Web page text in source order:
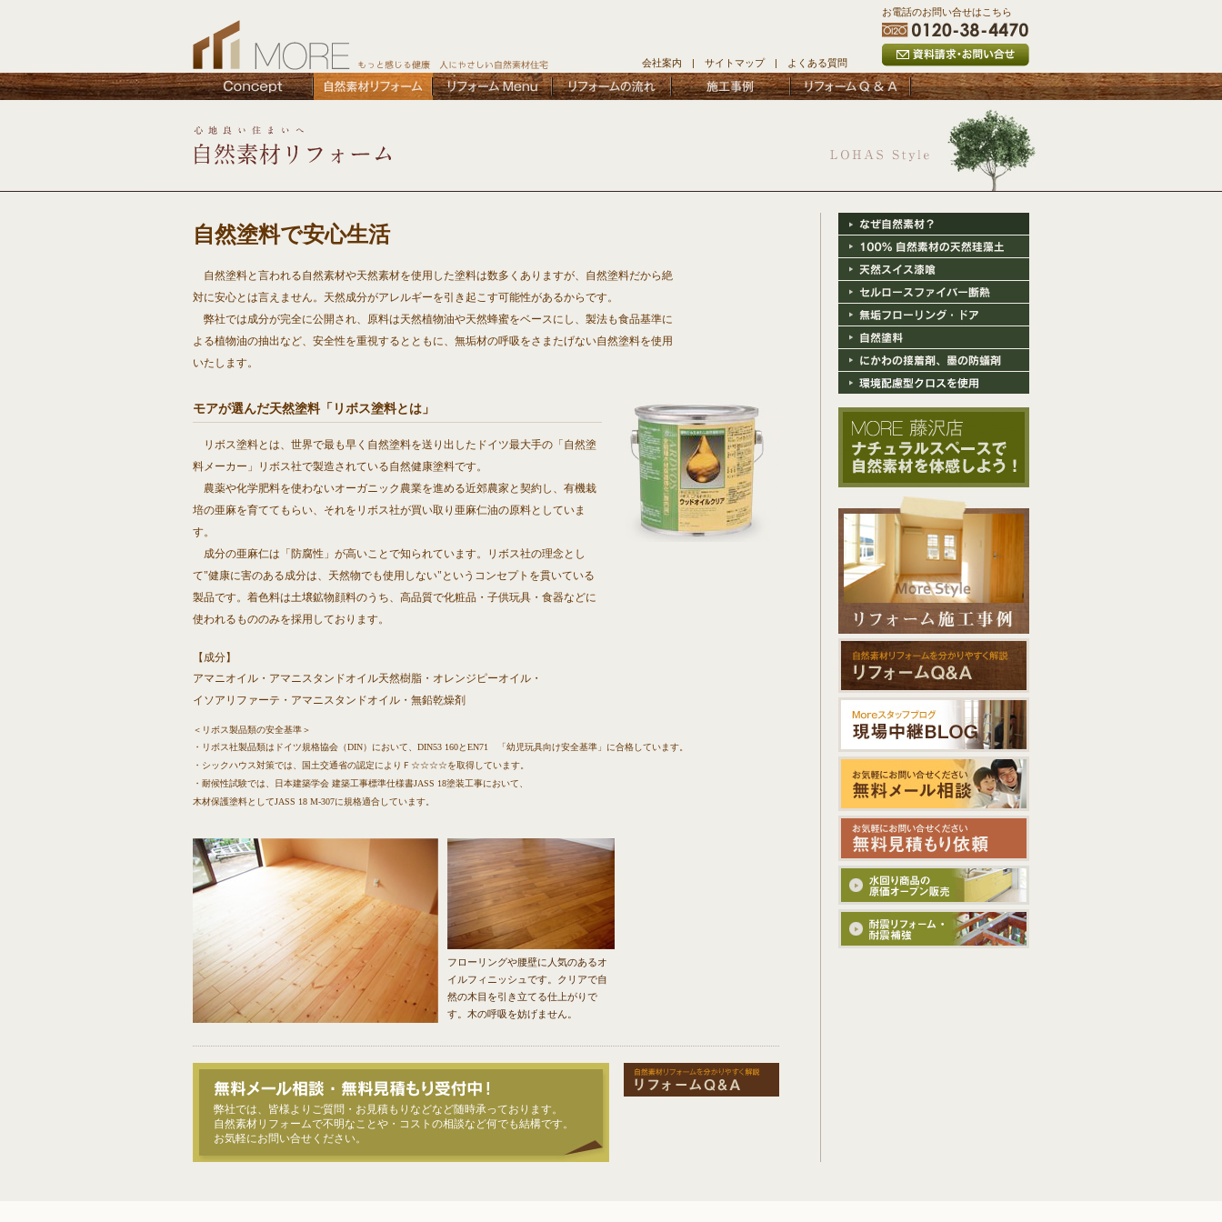
会社案内 | サイトマップ| よくある質問
お電話のお問い合せはこちら
自然塗料で安心生活
自然塗料と言われる自然素材や天然素材を使用した塗料は数多くありますが、自然塗料だから絶
対に安心とは言えません。天然成分がアレルギーを引き起こす可能性があるからです。
弊社では成分が完全に公開され、原料は天然植物油や天然蜂蜜をベースにし、製法も食品基準に
よる植物油の抽出など、安全性を重視するとともに、無垢材の呼吸をさまたげない自然塗料を使用
いたします。
モアが選んだ天然塗料「リボス塗料とは」
リボス塗料とは、世界で最も早く自然塗料を送り出したドイツ最大手の「自然塗
料メーカー」リボス社で製造されている自然健康塗料です。
農薬や化学肥料を使わないオーガニック農業を進める近郊農家と契約し、有機栽
培の亜麻を育ててもらい、それをリボス社が買い取り亜麻仁油の原料としていま
す。
成分の亜麻仁は「防腐性」が高いことで知られています。リボス社の理念とし
て"健康に害のある成分は、天然物でも使用しない"というコンセプトを貫いている
製品です。着色料は土壌鉱物顔料のうち、高品質で化粧品・子供玩具・食器などに
使われるもののみを採用しております。
【成分】
アマニオイル・アマニスタンドオイル天然樹脂・オレンジピーオイル・
イソアリファーテ・アマニスタンドオイル・無鉛乾燥剤
＜リボス製品類の安全基準＞
・リボス社製品類はドイツ規格協会（DIN）において、DIN53 160とEN71 「幼児玩具向け安全基準」に合格しています。
・シックハウス対策では、国土交通省の認定によりＦ☆☆☆☆を取得しています。
・耐候性試験では、日本建築学会 建築工事標準仕様書JASS 18塗装工事において、
木材保護塗料としてJASS 18 M-307に規格適合しています。
フローリングや腰壁に人気のあるオ
イルフィニッシュです。クリアで自
然の木目を引き立てる仕上がりで
す。木の呼吸を妨げません。
弊社では、皆様よりご質問・お見積もりなどなど随時承っております。
自然素材リフォームで不明なことや・コストの相談など何でも結構です。
お気軽にお問い合せください。